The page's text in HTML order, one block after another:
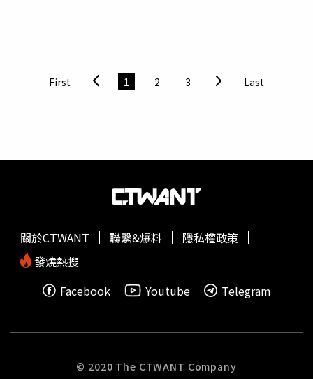
沒有了，我沒有姊姊了，我真的沒有姊姊了。」貼文一出，
隨即引來大批網友關心，除了桃園市議員黃瓊慧留言，台南
重罰！」這起案件發生在16日上午8點多，鄭姓嫌犯酒後駕
人死亡。警方到場後對鄭男實施酒測，測得吐氣所含酒精濃
度達每公升0.95毫克，相關數值已由警方採證併入卷證。據
闆，不少民眾當場認出鄭男身分。警方調查後發現鄭男前一
晚跟朋友聚餐後，凌晨又連跑2間酒吧續攤，直到天亮才醉
之虞，向台南地院聲請羈押獲准。◎喝酒勿開車！飲酒過
First 1 2 3 Last
關於CTWANT 聯繫&爆料
隱私權政策
發燒熱搜
Facebook
Youtube Telegram
© 2020 The CTWANT Company